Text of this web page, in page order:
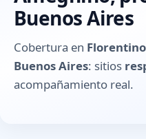
Buenos Aires
Cobertura en
Buenos Aires: sitios
acompañamiento real.